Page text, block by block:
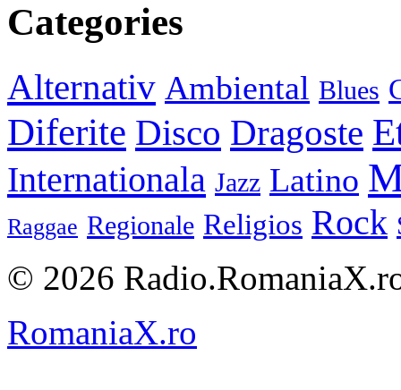
Categories
Alternativ Ambiental Blues
Diferite Disco Dragoste
Internationala Jazz Latino
Raggae Regionale Religios Rock
© 2026
RomaniaX.ro